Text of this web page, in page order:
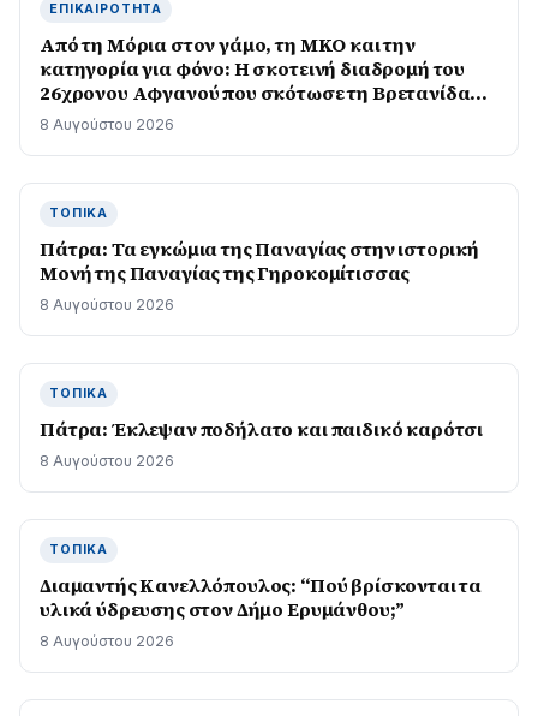
ΕΠΙΚΑΙΡΌΤΗΤΑ
Από τη Μόρια στον γάμο, τη ΜΚΟ και την
κατηγορία για φόνο: Η σκοτεινή διαδρομή του
26χρονου Αφγανού που σκότωσε τη Βρετανίδα
στην Κυψέλη
8 Αυγούστου 2026
ΤΟΠΙΚΆ
Πάτρα: Τα εγκώμια της Παναγίας στην ιστορική
Μονή της Παναγίας της Γηροκομίτισσας
8 Αυγούστου 2026
ΤΟΠΙΚΆ
Πάτρα: Έκλεψαν ποδήλατο και παιδικό καρότσι
8 Αυγούστου 2026
ΤΟΠΙΚΆ
Διαμαντής Κανελλόπουλος: “Πού βρίσκονται τα
υλικά ύδρευσης στον Δήμο Ερυμάνθου;”
8 Αυγούστου 2026